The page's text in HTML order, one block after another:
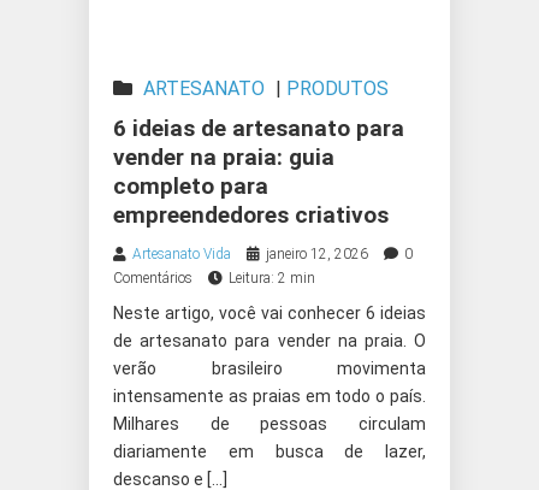
ARTESANATO | PRODUTOS
ARTESANAIS
6 ideias de artesanato para
vender na praia: guia
completo para
empreendedores criativos
Artesanato Vida janeiro 12, 2026
0
Comentários
Leitura: 2 min
Neste artigo, você vai conhecer 6 ideias
de artesanato para vender na praia. O
verão brasileiro movimenta
intensamente as praias em todo o país.
Milhares de pessoas circulam
diariamente em busca de lazer,
descanso e […]